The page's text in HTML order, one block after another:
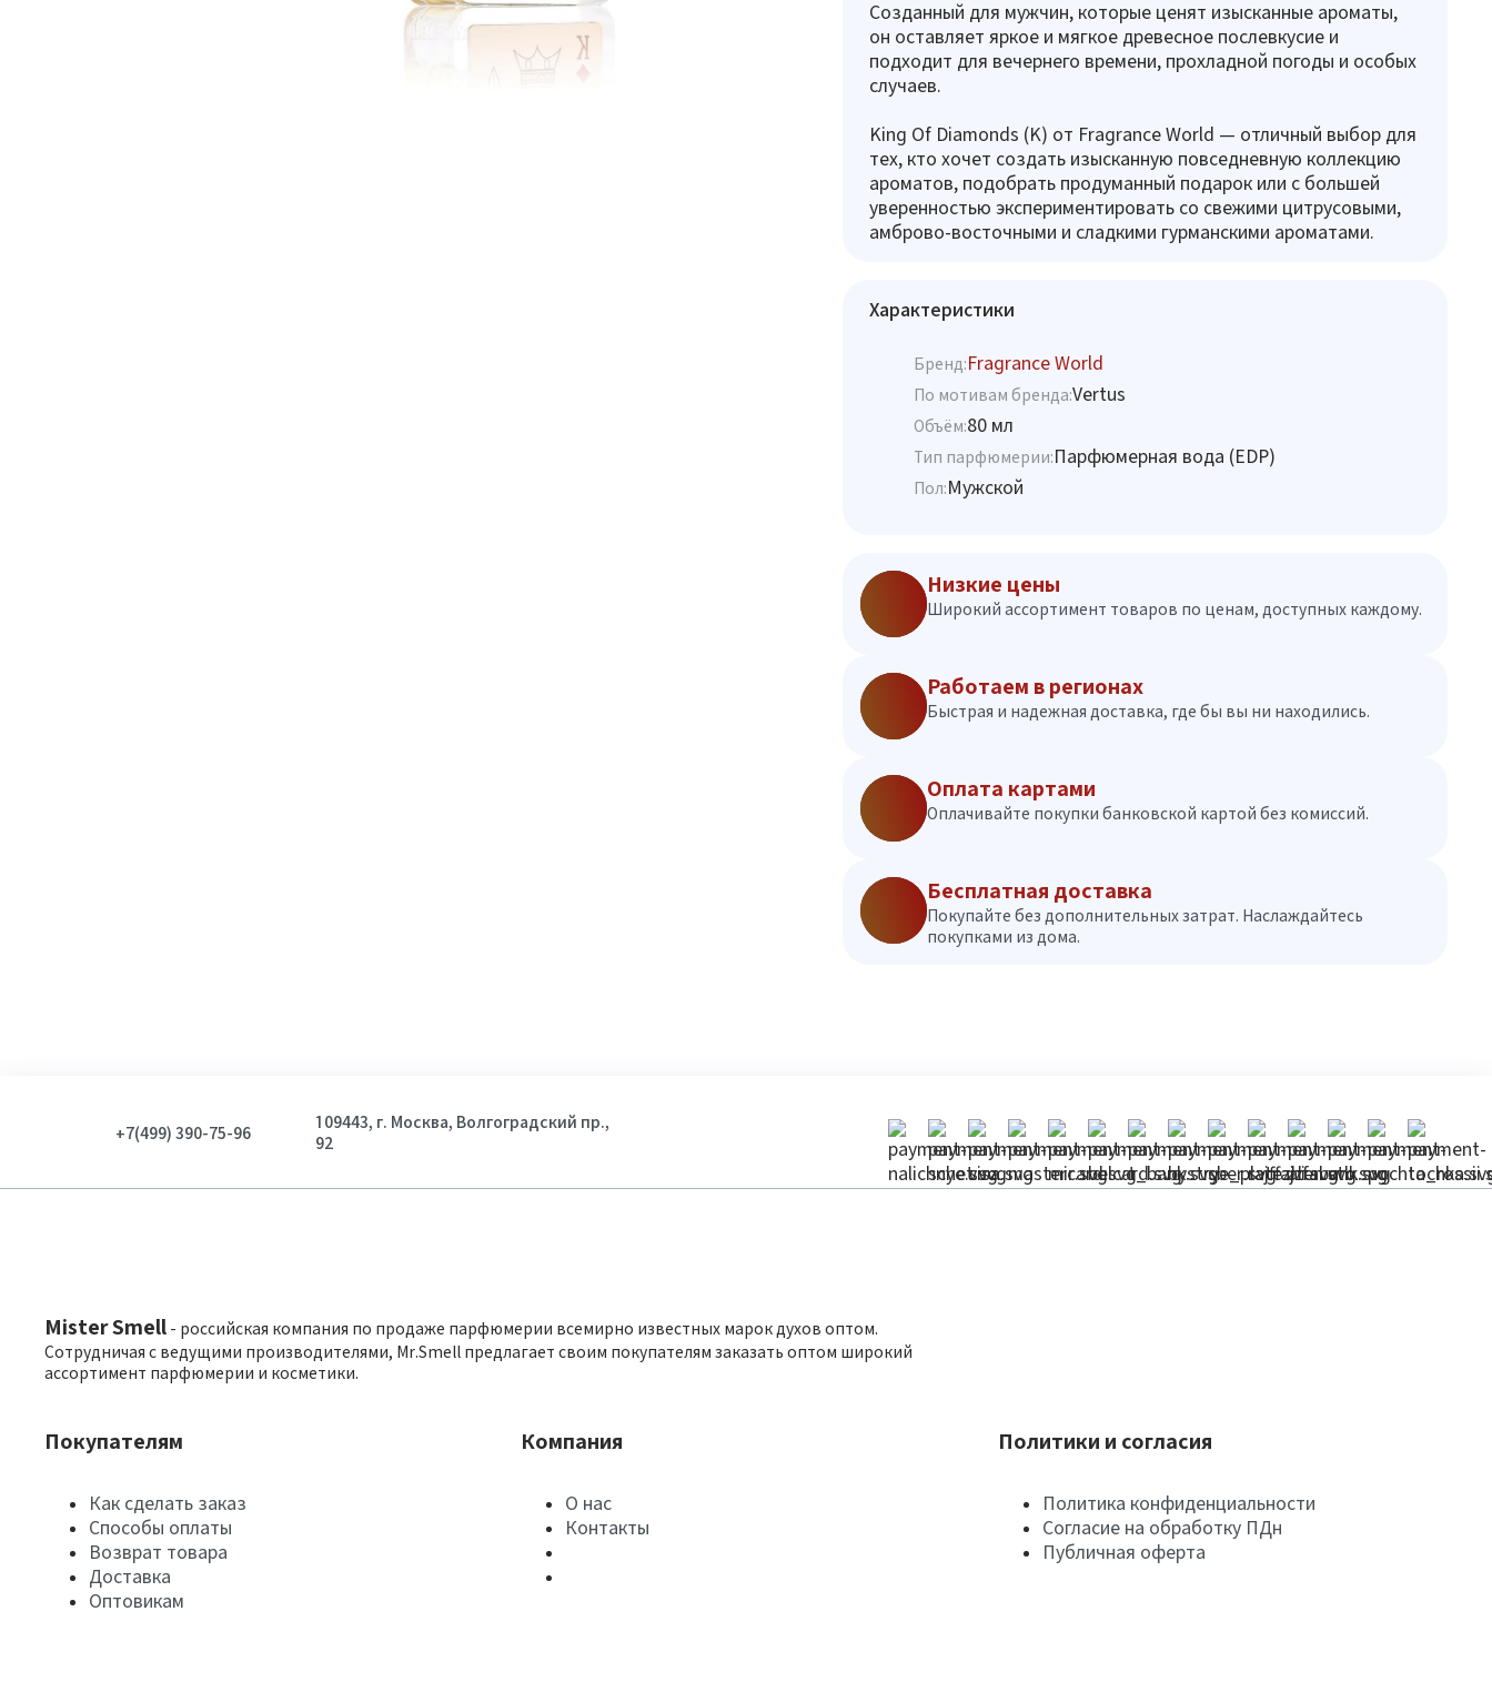
Созданный для мужчин, которые ценят изысканные ароматы,
он оставляет яркое и мягкое древесное послевкусие и
подходит для вечернего времени, прохладной погоды и особых
случаев.
King Of Diamonds (K) от Fragrance World — отличный выбор для
тех, кто хочет создать изысканную повседневную коллекцию
ароматов, подобрать продуманный подарок или с большей
уверенностью экспериментировать со свежими цитрусовыми,
амброво-восточными и сладкими гурманскими ароматами.
Характеристики
Бренд:Fragrance World
По мотивам бренда:Vertus
Объём:80 мл
Тип парфюмерии:Парфюмерная вода (EDP)
Пол:Мужской
Низкие цены
Широкий ассортимент товаров по ценам, доступных каждому.
Работаем в регионах
Быстрая и надежная доставка, где бы вы ни находились.
Оплата картами
Оплачивайте покупки банковской картой без комиссий.
Бесплатная доставка
Покупайте без дополнительных затрат. Наслаждайтесь
покупками из дома.
+7(499) 390-75-96
109443, г. Москва, Волгоградский пр.,
92
Mister Smell - российская компания по продаже парфюмерии всемирно известных марок духов оптом.
Сотрудничая с ведущими производителями, Mr.Smell предлагает своим покупателям заказать оптом широкий
ассортимент парфюмерии и косметики.
Покупателям
Как сделать заказ
Способы оплаты
Возврат товара
Доставка
Оптовикам
Компания
О нас
Контакты
Политики и согласия
Политика конфиденциальности
Согласие на обработку ПДн
Публичная оферта